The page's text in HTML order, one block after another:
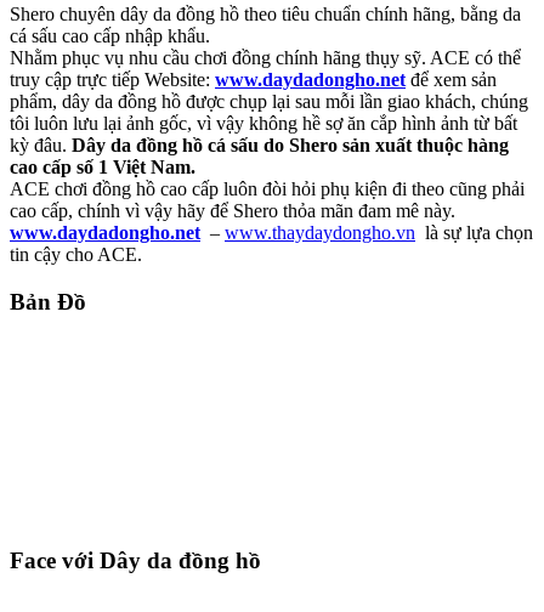
Shero chuyên dây da đồng hồ theo tiêu chuẩn chính hãng, bằng da
cá sấu cao cấp nhập khẩu.
Nhằm phục vụ nhu cầu chơi đồng chính hãng thụy sỹ. ACE có thể
truy cập trực tiếp Website: www.daydadongho.net để xem sản
phẩm, dây da đồng hồ được chụp lại sau mỗi lần giao khách, chúng
tôi luôn lưu lại ảnh gốc, vì vậy không hề sợ ăn cắp hình ảnh từ bất
kỳ đâu. Dây da đồng hồ cá sấu do Shero sản xuất thuộc hàng
cao cấp số 1 Việt Nam.
ACE chơi đồng hồ cao cấp luôn đòi hỏi phụ kiện đi theo cũng phải
cao cấp, chính vì vậy hãy để Shero thỏa mãn đam mê này.
www.daydadongho.net – www.thaydaydongho.vn là sự lựa chọn
tin cậy cho ACE.
Bản Đồ
Face với Dây da đồng hồ